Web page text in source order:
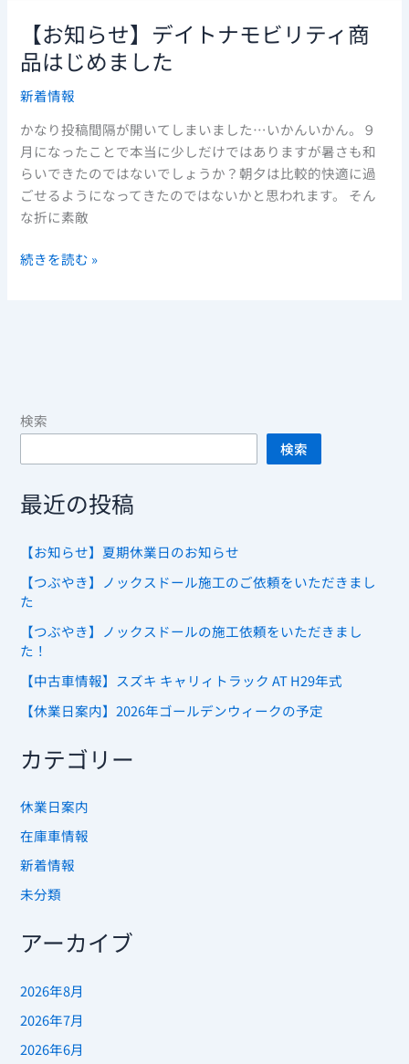
催！
ン
施
中！！
【お知らせ】デイトナモビリティ商
品はじめました
新着情報
かなり投稿間隔が開いてしまいました…いかんいかん。９
月になったことで本当に少しだけではありますが暑さも和
らいできたのではないでしょうか？朝夕は比較的快適に過
ごせるようになってきたのではないかと思われます。 そん
な折に素敵
【お
知
ら
せ】
イ
ト
ナ
モ
ビ
リ
テ
ま
た
続きを読む »
検索
検索
最近の投稿
【お知らせ】夏期休業日のお知らせ
【つぶやき】ノックスドール施工のご依頼をいただきまし
た
【つぶやき】ノックスドールの施工依頼をいただきまし
た！
【中古車情報】スズキ キャリィトラック AT H29年式
【休業日案内】2026年ゴールデンウィークの予定
カテゴリー
休業日案内
在庫車情報
新着情報
未分類
アーカイブ
2026年8月
2026年7月
2026年6月